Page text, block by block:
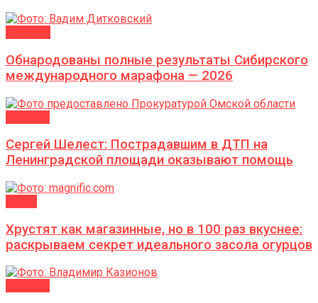
Обнародованы полные результаты Сибирского
международного марафона — 2026
Сергей Шелест: Пострадавшим в ДТП на
Ленинградской площади оказывают помощь
Хрустят как магазинные, но в 100 раз вкуснее:
раскрываем секрет идеального засола огурцов